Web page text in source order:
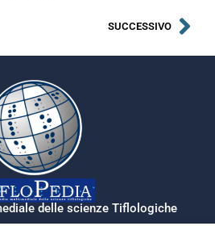
e
della
di
SUCCESSIVO
delle scienze Tiflologiche